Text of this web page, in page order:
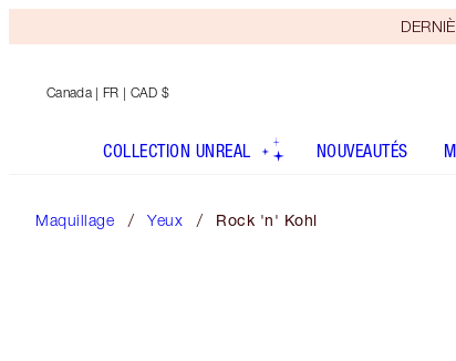
Canada | FR | CAD $
COLLECTION UNREAL NOUVEAUTÉS
Maquillage Yeux Rock 'n' Kohl